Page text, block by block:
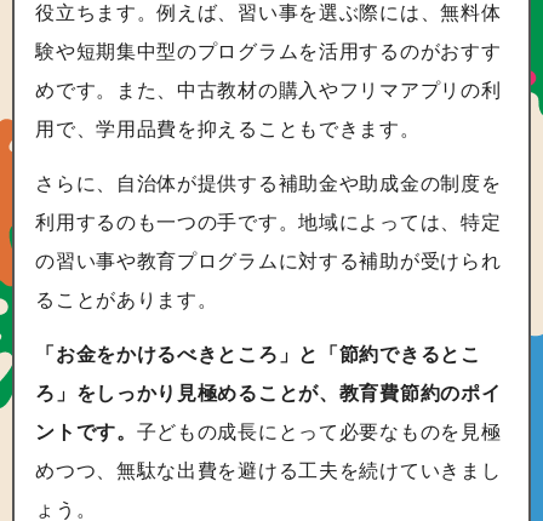
役立ちます。例えば、習い事を選ぶ際には、無料体
験や短期集中型のプログラムを活用するのがおすす
めです。また、中古教材の購入やフリマアプリの利
用で、学用品費を抑えることもできます。
さらに、自治体が提供する補助金や助成金の制度を
利用するのも一つの手です。地域によっては、特定
の習い事や教育プログラムに対する補助が受けられ
ることがあります。
「お金をかけるべきところ」と「節約できるとこ
ろ」をしっかり見極めることが、教育費節約のポイ
ントです。 子どもの成長にとって必要なものを見極
めつつ、無駄な出費を避ける工夫を続けていきまし
ょう。